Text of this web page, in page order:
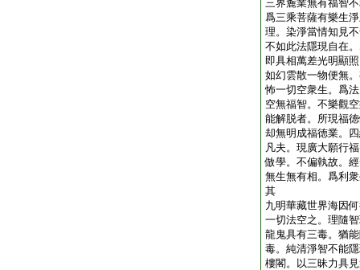
三界麁業無有福智
爲三乘菩薩有樂生
理。染淨當情知見
不如此法隱現自在
即具相萬差光明顯
如幻雲散一物便無
怖一切空衆生。爲
空無福智。不樂觀
能解脱者。所現福
却無明成福徳業。
凡夫。現廣大願行
倣學。不偏執故。
無生無有相。爲利
其
九明華藏世界海因
一切法空之。理隨
龍鬼具有三毒。猶
毒。純清淨智不能
樓閣。以三昧力具